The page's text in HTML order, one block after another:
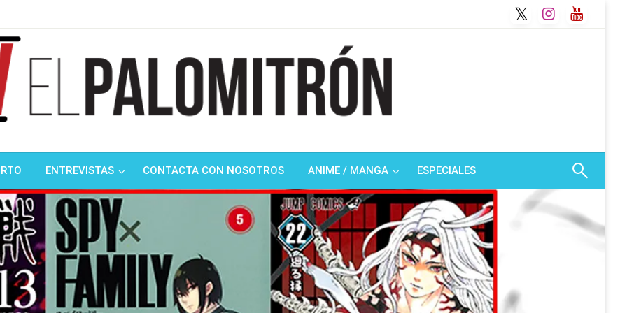
ENTREVISTAS CONTACTA CON NOSOTROS ANIME / MANGA ESPECIALES